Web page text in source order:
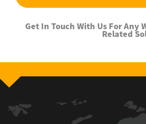
Get In Touch With Us For Any
Related